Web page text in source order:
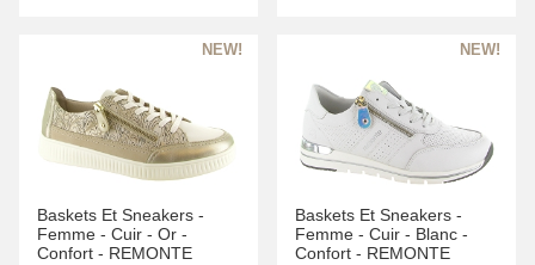
Baskets Et Sneakers -
Femme - Cuir - Or -
Confort - REMONTE
Baskets Et Sneakers -
Femme - Cuir - Blanc -
Confort - REMONTE